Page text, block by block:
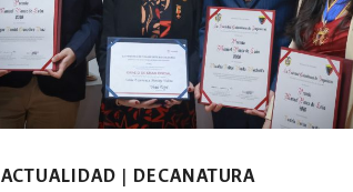
ACTUALIDAD | DECANATURA